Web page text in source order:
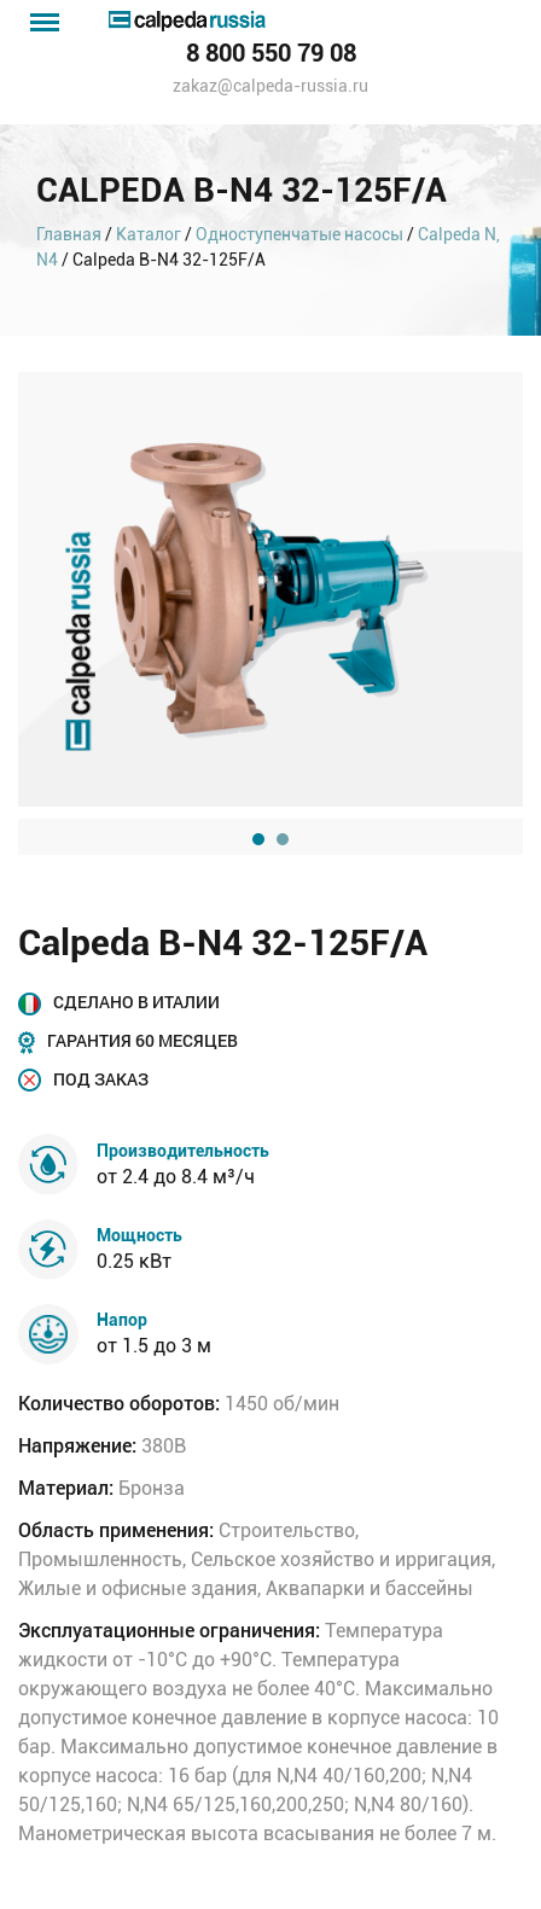
насосов
Menu
8 800 550 79 08
zakaz@calpeda-russia.ru
CALPEDA B-N4 32-125F/A
Главная / Каталог/Одноступенчатые насосы /Calpeda N,
N4/ Calpeda B-N4 32-125F/A
Calpeda B-N4 32-125F/A
СДЕЛАНО В ИТАЛИИ
ГАРАНТИЯ 60 МЕСЯЦЕВ
ПОД ЗАКАЗ
Производительность
от 2.4 до 8.4 м³/ч
Мощность
0.25 кВт
Напор
от 1.5 до 3 м
Количество оборотов: 1450 об/мин
Напряжение: 380В
Материал: Бронза
Область применения: Строительство,
Промышленность, Сельское хозяйство и ирригация,
Жилые и офисные здания, Аквапарки и бассейны
Эксплуатационные ограничения: Температура
жидкости от -10°C до +90°C. Температура
окружающего воздуха не более 40°C. Максимально
допустимое конечное давление в корпусе насоса: 10
бар. Максимально допустимое конечное давление в
корпусе насоса: 16 бар (для N,N4 40/160,200; N,N4
50/125,160; N,N4 65/125,160,200,250; N,N4 80/160).
Манометрическая высота всасывания не более 7 м.